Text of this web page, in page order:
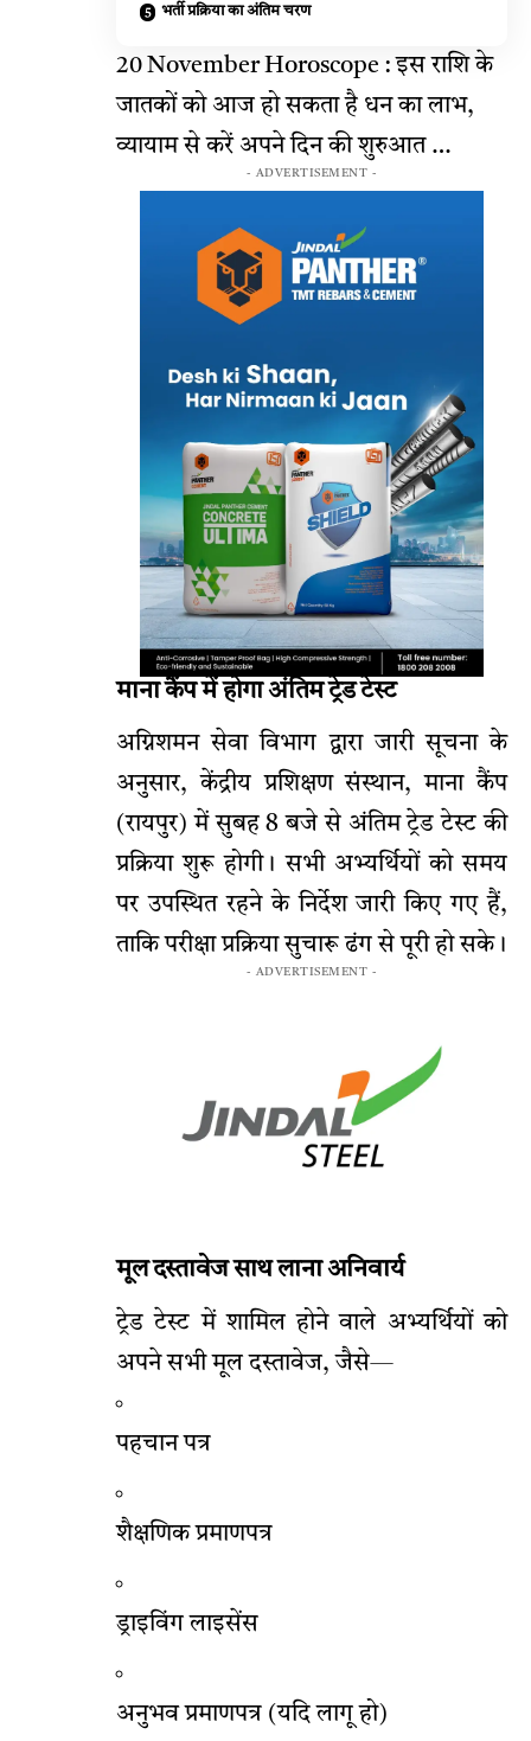
भर्ती प्रक्रिया का अंतिम चरण
20 November Horoscope : इस राशि के
जातकों को आज हो सकता है धन का लाभ,
व्यायाम से करें अपने दिन की शुरुआत …
- ADVERTISEMENT -
माना कैंप में होगा अंतिम ट्रेड टेस्ट
अग्निशमन सेवा विभाग द्वारा जारी सूचना के
अनुसार, केंद्रीय प्रशिक्षण संस्थान, माना कैंप
(रायपुर) में सुबह 8 बजे से अंतिम ट्रेड टेस्ट की
प्रक्रिया शुरू होगी। सभी अभ्यर्थियों को समय
पर उपस्थित रहने के निर्देश जारी किए गए हैं,
ताकि परीक्षा प्रक्रिया सुचारू ढंग से पूरी हो सके।
- ADVERTISEMENT -
मूल दस्तावेज साथ लाना अनिवार्य
ट्रेड टेस्ट में शामिल होने वाले अभ्यर्थियों को
अपने सभी मूल दस्तावेज, जैसे—
पहचान पत्र
शैक्षणिक प्रमाणपत्र
ड्राइविंग लाइसेंस
अनुभव प्रमाणपत्र (यदि लागू हो)